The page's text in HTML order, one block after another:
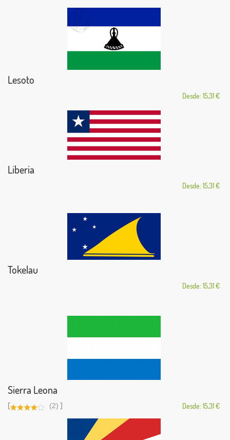
Lesoto
Desde: 15,31 €
Liberia
Desde: 15,31 €
Tokelau
Desde: 15,31 €
Sierra Leona
[ (2) ] Desde: 15,31 €